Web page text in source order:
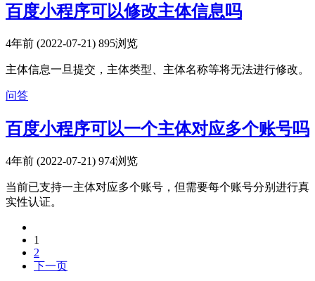
百度小程序可以修改主体信息吗
4年前 (2022-07-21) 895浏览
主体信息一旦提交，主体类型、主体名称等将无法进行修改。
问答
百度小程序可以一个主体对应多个账号吗
4年前 (2022-07-21) 974浏览
当前已支持一主体对应多个账号，但需要每个账号分别进行真
实性认证。
1
2
下一页